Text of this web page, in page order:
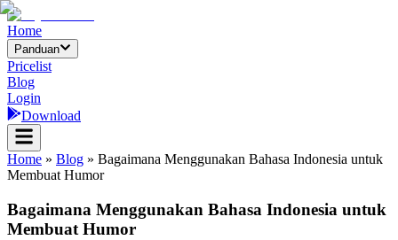
Home
Panduan
Pricelist
Blog
Login
Download
Home » Blog » Bagaimana Menggunakan Bahasa Indonesia untuk
Membuat Humor
Bagaimana Menggunakan Bahasa Indonesia untuk
Membuat Humor